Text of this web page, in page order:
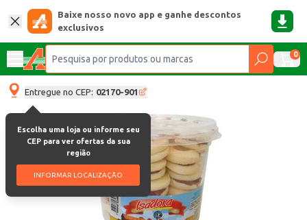
Baixe nosso novo app e ganhe descontos
exclusivos
0
Entregue no CEP: 02170-901
Escolha uma loja ou informe seu
CEP para ver ofertas da sua
região
INFORMAR LOCALIZAÇÃO